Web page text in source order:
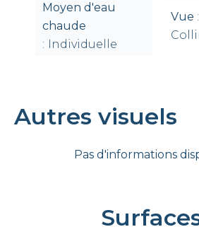
Moyen d'eau
chaude
Individuelle
Vue
Autres visuels
Pas d'informations